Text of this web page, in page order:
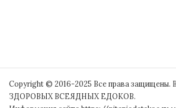
Copyright © 2016-2025 Все права
ЗДОРОВЫХ ВСЕЯДНЫХ ЕДОКОВ.